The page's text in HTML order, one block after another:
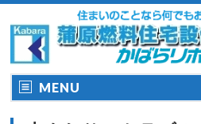
MENU